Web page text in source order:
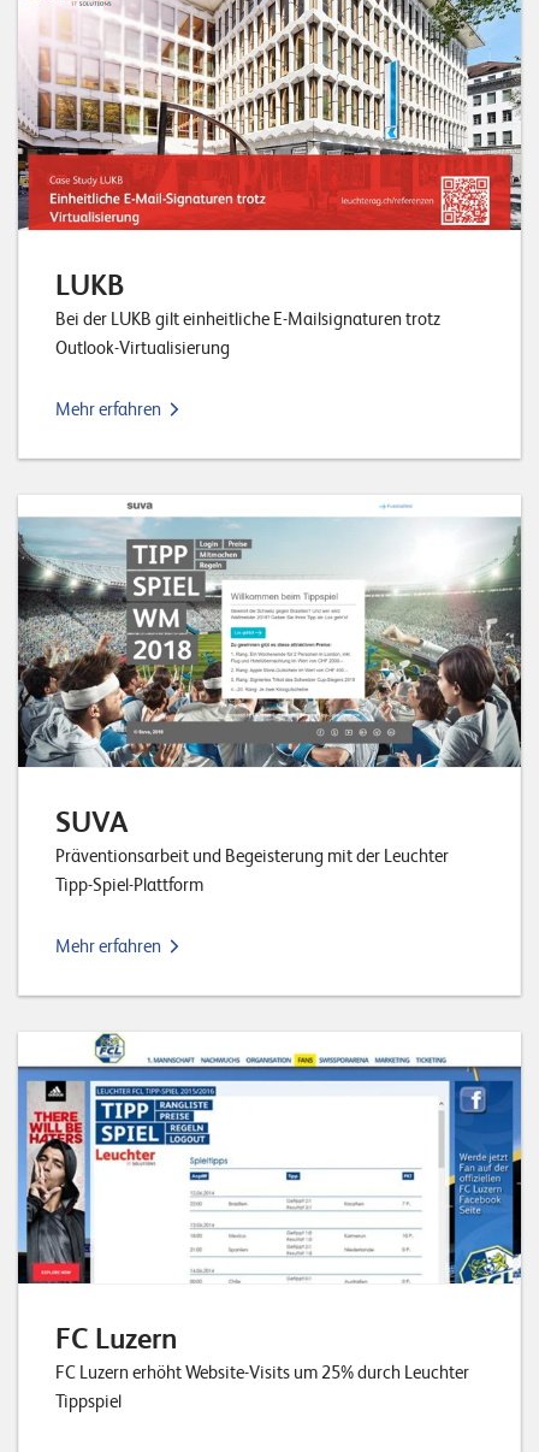
LUKB
Bei der LUKB gilt einheitliche E-Mailsignaturen trotz
Outlook-Virtualisierung
Mehr erfahren
SUVA
Präventionsarbeit und Begeisterung mit der Leuchter
Tipp-Spiel-Plattform
Mehr erfahren
FC Luzern
FC Luzern erhöht Website-Visits um 25% durch Leuchter
Tippspiel